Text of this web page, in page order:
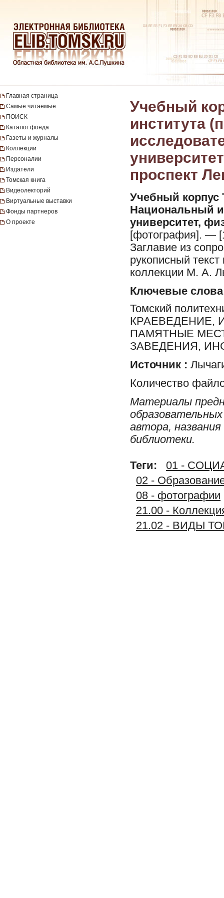
Главная страница
Самые читаемые
ПОИСК
Каталог фонда
Газеты и журналы
Коллекции
Персоналии
Издатели
Томская книга
Видеолекторий
Виртуальные выставки
Фонды партнеров
О проекте
Учебный
института
проспект
Учебный корпус
Национальный
университет,
[фотография]. —
Заглавие из
рукописный
коллекции М. А.
Ключевые слова
Томский
КРАЕВЕДЕНИЕ,
ПАМЯТНЫЕ
ЗАВЕДЕНИЯ,
Источник :
Количество
Материалы
автора,
библиотеки.
Теги:
01 -
02 -
08 - фотографии
21.00 -
21.02 - ВИДЫ